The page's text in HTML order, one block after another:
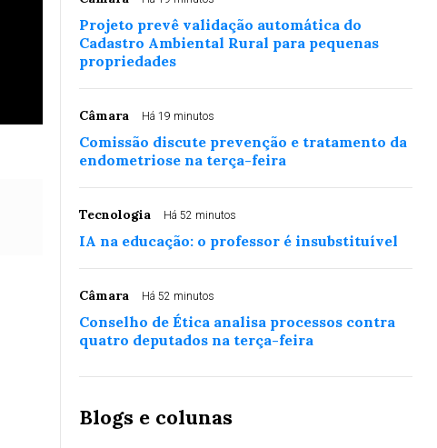
Projeto prevê validação automática do
Cadastro Ambiental Rural para pequenas
propriedades
Câmara Há 19 minutos
Comissão discute prevenção e tratamento da
endometriose na terça-feira
Tecnologia Há 52 minutos
IA na educação: o professor é insubstituível
Câmara Há 52 minutos
Conselho de Ética analisa processos contra
quatro deputados na terça-feira
Blogs e colunas